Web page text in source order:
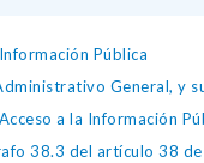
Pública
General, y
a la Información
38.3 del artículo 38